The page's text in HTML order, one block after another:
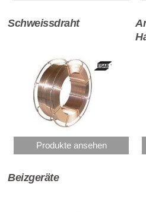
Schweissdraht
Produkte ansehen
Beizgeräte